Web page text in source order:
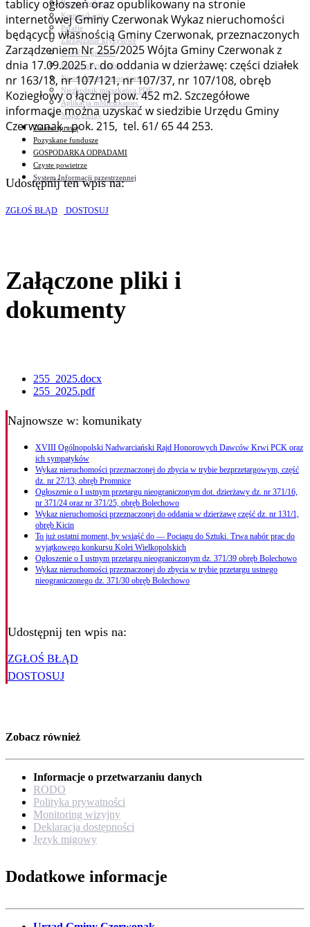
Bezpieczeństwo
Komunikacja
Parafie
Zarządzanie kryzysowe
C.ześć w gminie!
Budżet obywatelski
Nieodpłatna pomoc prawna
Niezbędnik mieszkańca PDF
Aplikacja mMieszkaniec
Mapa gminy
Załatw sprawę
Pozyskane fundusze
GOSPODARKA ODPADAMI
Czyste powietrze
System Informacji przestrzennej
tablicy ogłoszeń oraz opublikowany na stronie
internetowej Gminy Czerwonak Wykaz nieruchomości
będących własnością Gminy Czerwonak, przeznaczonych
Zarządzeniem Nr 255/2025 Wójta Gminy Czerwonak z
dnia 17.09.2025 r. do oddania w dzierżawę: części działek
nr 163/18, nr 107/121, nr 107/37, nr 107/108, obręb
Koziegłowy o łącznej pow. 452 m2. Szczegółowe
informacje można uzyskać w siedzibie Urzędu Gminy
Czerwonak - pok. 215, tel. 61/ 65 44 253.
Udostępnij ten wpis na:
ZGŁOŚ BŁĄD DOSTOSUJ
Załączone pliki i
dokumenty
255_2025.docx
255_2025.pdf
Najnowsze w: komunikaty
XVIII Ogólnopolski Nadwarciański Rajd Honorowych Dawców Krwi PCK oraz
ich sympatyków
Wykaz nieruchomości przeznaczonej do zbycia w trybie bezprzetargowym, część
dz. nr 27/13, obręb Promnice
Ogłoszenie o I ustnym przetargu nieograniczonym dot. dzierżawy dz. nr 371/16,
nr 371/24 oraz nr 371/25, obręb Bolechowo
Wykaz nieruchomości przeznaczonej do oddania w dzierżawę część dz. nr 131/1,
obręb Kicin
To już ostatni moment, by wsiąść do — Pociągu do Sztuki. Trwa nabór prac do
wyjątkowego konkursu Kolei Wielkopolskich
Ogłoszenie o I ustnym przetargu nieograniczonym dz. 371/39 obręb Bolechowo
Wykaz nieruchomości przeznaczonej do zbycia w trybie przetargu ustnego
nieograniczonego dz. 371/30 obręb Bolechowo
Udostępnij ten wpis na:
ZGŁOŚ BŁĄD
DOSTOSUJ
Zobacz również
Informacje o przetwarzaniu danych
RODO
Polityka prywatności
Monitoring wizyjny
Deklaracja dostępności
Język migowy
Dodatkowe informacje